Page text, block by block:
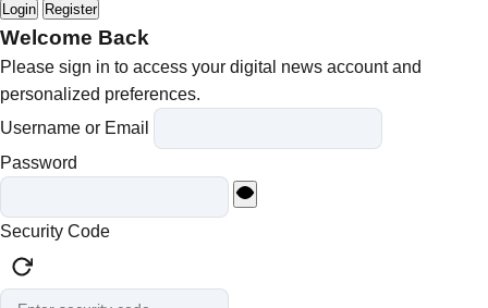
Login Register
Welcome Back
Please sign in to access your digital news account and
personalized preferences.
Username or Email
Password
Security Code